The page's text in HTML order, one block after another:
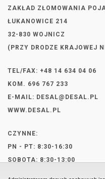
ZAKŁAD ZŁOMOWANIA
ŁUKANOWICE 214
32-830 WOJNICZ
(PRZY DRODZE KRAJOWEJ
TEL/FAX: +48 14 634 04 06
KOM. 696 767 233
E-MAIL: DESAL@DESAL.PL
WWW.DESAL.PL
CZYNNE:
PN - PT: 8:30-16:30
SOBOTA: 8:30-13:00